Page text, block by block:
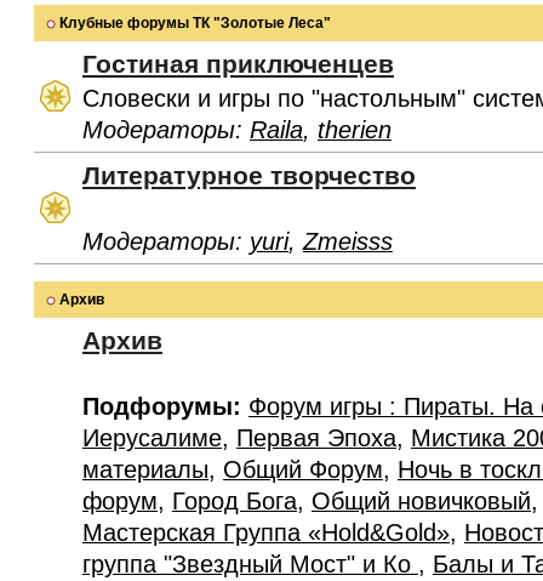
Клубные форумы ТК "Золотые Леса"
Гостиная приключенцев
Словески и игры по "настольным"
Модераторы: Raila, therien
Литературное творчество
Модераторы: yuri, Zmeisss
Архив
Архив
Подфорумы: Форум игры : Пираты. На
Иерусалиме, Первая Эпоха, Мистика
материалы, Общий Форум, Ночь в
форум, Город Бога, Общий новичковый
Мастерская Группа «Hold&Gold»,
группа "Звездный Мост" и Ко , Балы и